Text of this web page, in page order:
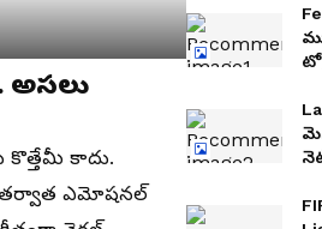
అసలు
కాదు.
తర్వాత ఎమోషనల్